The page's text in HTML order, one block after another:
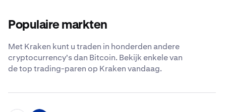
Populaire markten
Met Kraken kunt u traden in honderden andere
cryptocurrency's dan Bitcoin. Bekijk enkele van
de top trading-paren op Kraken vandaag.